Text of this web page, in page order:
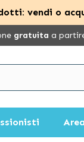
vendi o
gratuita a